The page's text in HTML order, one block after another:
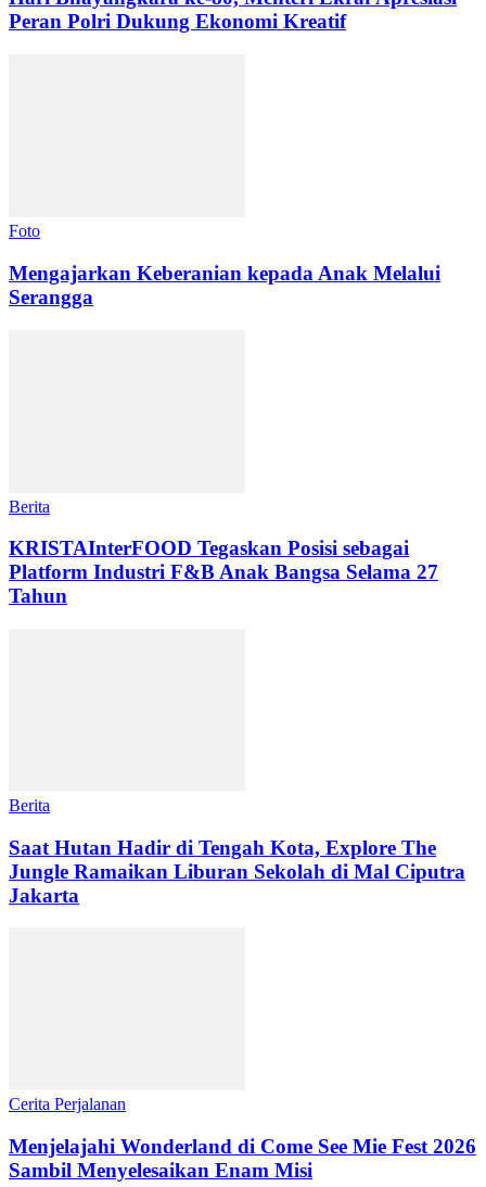
Peran Polri Dukung Ekonomi Kreatif
Foto
Mengajarkan Keberanian kepada Anak Melalui
Serangga
Berita
KRISTAInterFOOD Tegaskan Posisi sebagai
Platform Industri F&B Anak Bangsa Selama 27
Tahun
Berita
Saat Hutan Hadir di Tengah Kota, Explore The
Jungle Ramaikan Liburan Sekolah di Mal Ciputra
Jakarta
Cerita Perjalanan
Menjelajahi Wonderland di Come See Mie Fest 2026
Sambil Menyelesaikan Enam Misi